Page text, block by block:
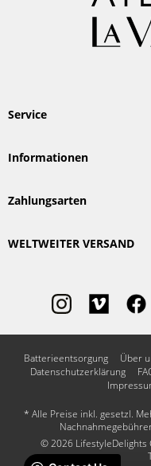
Service
Informationen
Zahlungsarten
WELTWEITER VERSAND
Batterieentsorgung Über
Datenschutzerklärung
* Alle Preise inkl. gesetzl.
© 2026 LifestyleDelights